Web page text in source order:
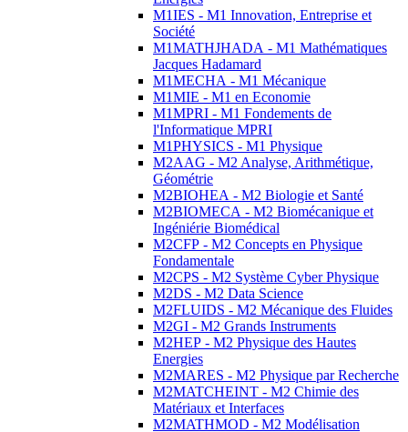
M1IES - M1 Innovation, Entreprise et
Société
M1MATHJHADA - M1 Mathématiques
Jacques Hadamard
M1MECHA - M1 Mécanique
M1MIE - M1 en Economie
M1MPRI - M1 Fondements de
l'Informatique MPRI
M1PHYSICS - M1 Physique
M2AAG - M2 Analyse, Arithmétique,
Géométrie
M2BIOHEA - M2 Biologie et Santé
M2BIOMECA - M2 Biomécanique et
Ingéniérie Biomédical
M2CFP - M2 Concepts en Physique
Fondamentale
M2CPS - M2 Système Cyber Physique
M2DS - M2 Data Science
M2FLUIDS - M2 Mécanique des Fluides
M2GI - M2 Grands Instruments
M2HEP - M2 Physique des Hautes
Energies
M2MARES - M2 Physique par Recherche
M2MATCHEINT - M2 Chimie des
Matériaux et Interfaces
M2MATHMOD - M2 Modélisation